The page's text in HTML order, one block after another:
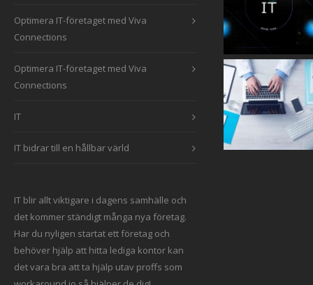
Optimera IT-företaget med Viva
Connections
Optimera IT-företaget med Viva
Connections
IT
IT bidrar till en hållbar värld
IT blir allt viktigare i dagens samhälle och
det kommer ständigt många nya företag.
Har du nyligen startat ett företag och
behöver hjälp att hitta lediga kontor kan
det vara bra att ta hjälp utav proffs som